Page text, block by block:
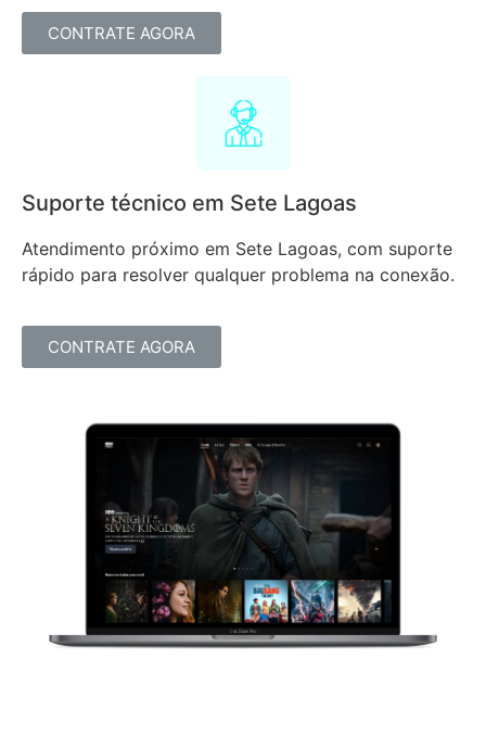
CONTRATE AGORA
Suporte técnico em Sete Lagoas
Atendimento próximo em Sete Lagoas, com suporte
rápido para resolver qualquer problema na conexão.
CONTRATE AGORA